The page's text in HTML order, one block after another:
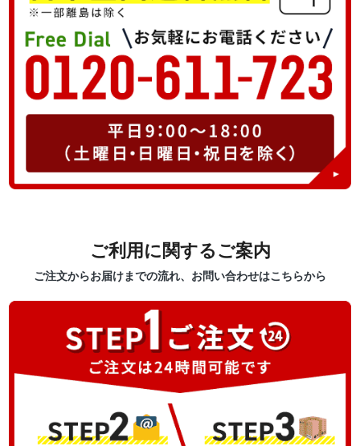
ご利用に関するご案内
ご注文からお届けまでの流れ、お問い合わせはこちらから